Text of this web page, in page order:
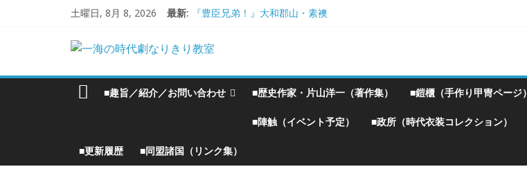
ツ
プ
土曜日, 8月 8, 2026 最新:
『豊臣兄弟！』大和郡山・素襖
手作り甲冑奮闘記【黒糸縅胴丸鎧】
●大和郡山城（『豊臣兄弟！』企画）
大阪城オフ会・2026年ＧＷ
一
海
の
■趣旨／紹介／お問い合わせ ■歴史作家・片山洋一（著作集） ■鎧櫃（手作り甲冑ページ）
■陣触（イベント予定） ■政所（時代衣装コレクション）
■更新履歴 ■同盟諸国（リンク集）